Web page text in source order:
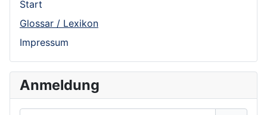
Start
Glossar / Lexikon
Impressum
Anmeldung